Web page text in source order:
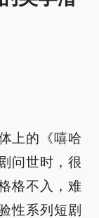
上的《嘻哈
问世时，很
格不入，难
性系列短剧